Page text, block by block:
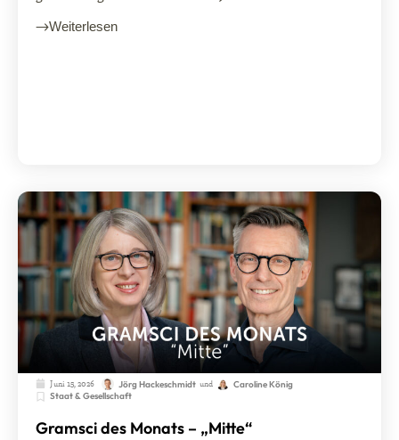
Weiterlesen
Juni 15, 2026 Jörg Hackeschmidt und
Caroline König
Staat & Gesellschaft
Gramsci des Monats – „Mitte“